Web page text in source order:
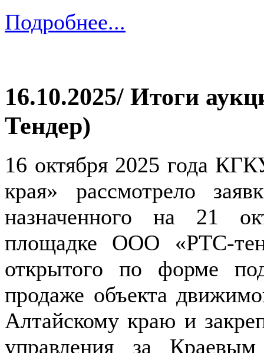
Подробнее...
16.10.2025/ Итоги
Тендер)
16 октября 2025 года
края» рассмотрело
назначенного на 21
площадке ООО «РТС-
открытого по форме
продаже объекта
Алтайскому краю и
управления за